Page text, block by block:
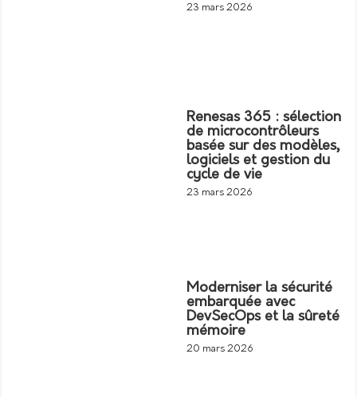
23 mars 2026
Renesas 365 : sélection
de microcontrôleurs
basée sur des modèles,
logiciels et gestion du
cycle de vie
23 mars 2026
Moderniser la sécurité
embarquée avec
DevSecOps et la sûreté
mémoire
20 mars 2026